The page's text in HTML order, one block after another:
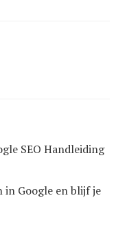
SEO Handleiding
in Google en blijf je